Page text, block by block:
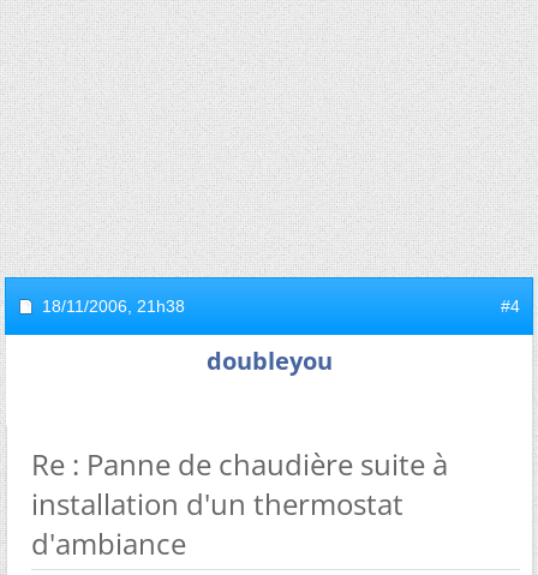
18/11/2006, 21h38 #4
doubleyou
Re : Panne de chaudière suite à
installation d'un thermostat
d'ambiance